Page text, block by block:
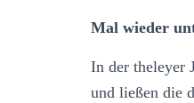
Mal wieder
In der theleyer
und ließen die